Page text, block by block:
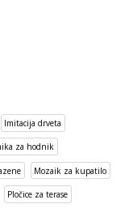
Imitacija drveta
za hodnik
Mozaik za kupatilo
Pločice za terase